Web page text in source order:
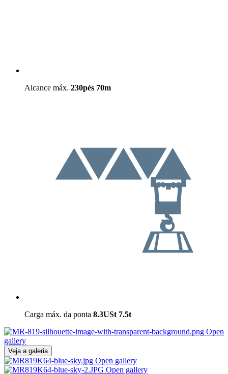
Alcance máx. 230pés 70m
Carga máx. da ponta 8.3USt 7.5t
Open
gallery
Veja a galeria
Open gallery
Open gallery